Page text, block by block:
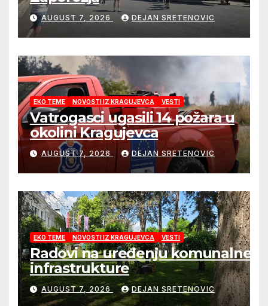
AUGUST 7, 2026 DEJAN SRETENOVIC
EKO TEME NOVOSTI IZ KRAGUJEVCA VESTI
Vatrogasci ugasili 14 požara u
okolini Kragujevca
AUGUST 7, 2026 DEJAN SRETENOVIC
EKO TEME NOVOSTI IZ KRAGUJEVCA VESTI
Radovi na uređenju komunalne
infrastrukture
AUGUST 7, 2026 DEJAN SRETENOVIC